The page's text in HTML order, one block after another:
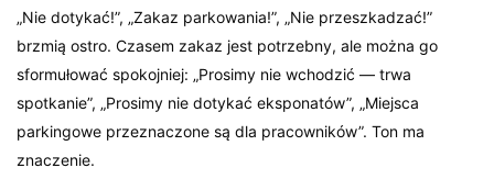
„Nie dotykać!”, „Zakaz parkowania!”, „Nie przeszkadzać!”
brzmią ostro. Czasem zakaz jest potrzebny, ale można go
sformułować spokojniej: „Prosimy nie wchodzić — trwa
spotkanie”, „Prosimy nie dotykać eksponatów”, „Miejsca
parkingowe przeznaczone są dla pracowników”. Ton ma
znaczenie.